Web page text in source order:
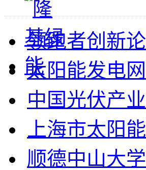
领跑者创新
太阳能发电网
中国光伏产
上海市太阳
顺德中山大